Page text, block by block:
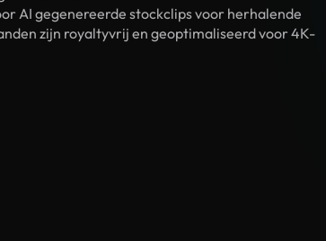
AI gegenereerde stockclips voor herhalende
zijn royaltyvrij en geoptimaliseerd voor 4K-